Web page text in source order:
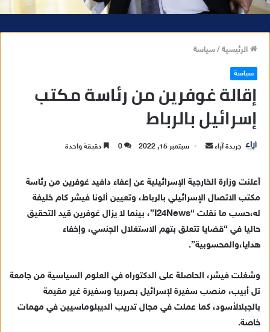
الرئيسية/سياسة
سياسة
إقالة غوفرين من رئاسة مكتب
إسرائيل بالرباط
جريدة آراء
ي
د
ل
ك
سبتمبر 15, 2022 0 دقيقة واحدة
أعلنت وزارة الخارجية الإسرائيلية عن إعفاء دافيد غوفرين من رئاسة
مكتب الاتصال الإسرائيلي بالرباط، وتعيين ألونا فيشر كام خليفة
له،حسب ما نقلت “I24News” ، بينما لا يزال غوفرين قيد التحقيق
حاليا في “قضايا تتعلق بتهم الاستغلال الجنسي، وإخفاء
هدايا،والمحسوبية”.
وشغلت فيشر، الحاصلة على الدكتوراه في العلوم السياسية من جامعة
تل أبيب، منصب سفيرة لإسرائيل بصربيا وسفيرة غير مقيمة
بالجبلالأسود، كما عملت في مجال تدريب الديبلوماسيين في مهمات
خاصة.